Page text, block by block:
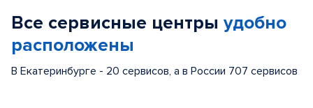
Все сервисные центры удобно
расположены
В Екатеринбурге - 20 сервисов, а в России 707 сервисов